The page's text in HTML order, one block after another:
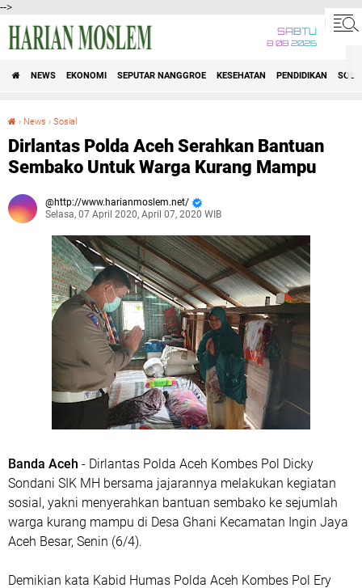
-->
SABTU
8 08 2026
NEWS EKONOMI SEPUTAR NANGGROE KESEHATAN PENDIDIKAN
› News › Sosial
Dirlantas Polda Aceh Serahkan Bantuan
Sembako Untuk Warga Kurang Mampu
http://www.harianmoslem.net/
Selasa, 07 April 2020, April 07, 2020 WIB
Banda Aceh - Dirlantas Polda Aceh Kombes Pol Dicky
Sondani SIK MH bersama jajarannya melakukan kegiatan
sosial, yakni menyerahkan bantuan sembako ke sejumlah
warga kurang mampu di Desa Ghani Kecamatan Ingin Jaya
Aceh Besar, Senin (6/4).
Demikian kata Kabid Humas Polda Aceh Kombes Pol Ery